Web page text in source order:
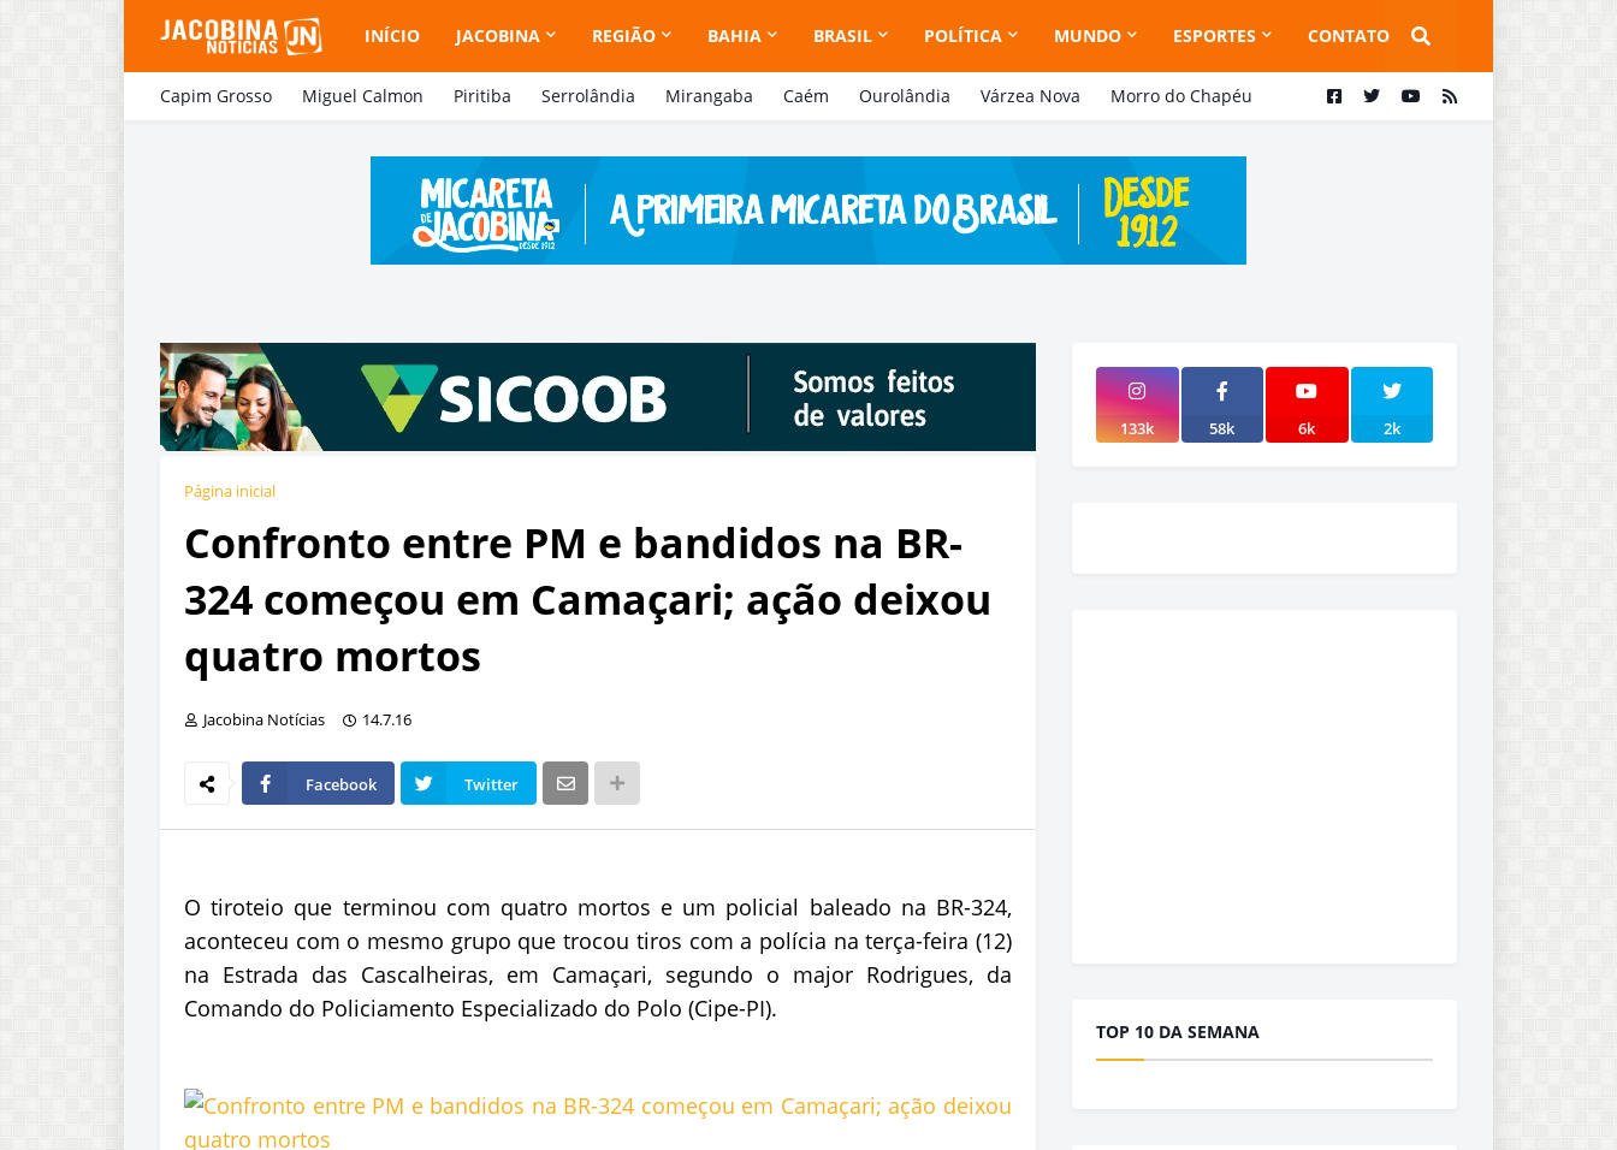
INÍCIO JACOBINA REGIÃO BAHIA BRASIL POLÍTICA MUNDO ESPORTES CONTATO
Capim Grosso Miguel Calmon Piritiba Serrolândia Mirangaba Caém Ourolândia Várzea Nova Morro do Chapéu
Página inicial
Confronto entre PM e bandidos na BR-
324 começou em Camaçari; ação deixou
quatro mortos
Jacobina Notícias 14.7.16
Facebook Twitter
O tiroteio que terminou com quatro mortos e um policial baleado na BR-324,
aconteceu com o mesmo grupo que trocou tiros com a polícia na terça-feira (12)
na Estrada das Cascalheiras, em Camaçari, segundo o major Rodrigues, da
Comando do Policiamento Especializado do Polo (Cipe-PI).
133k 58k 6k 2k
TOP 10 DA SEMANA